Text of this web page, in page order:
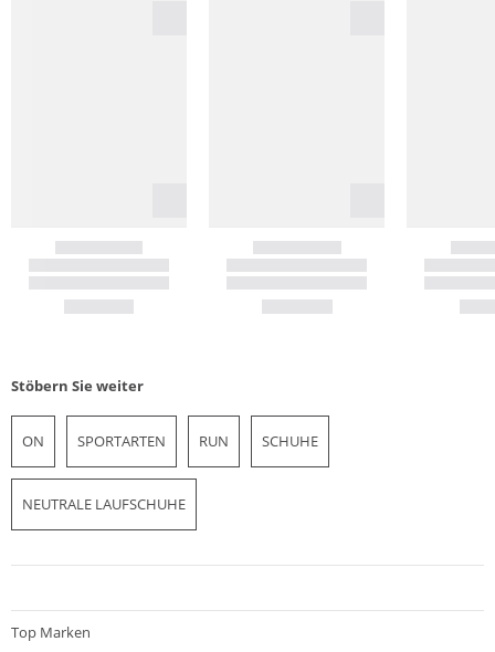
Stöbern Sie weiter
ON SPORTARTEN RUN SCHUHE
NEUTRALE LAUFSCHUHE
Top Marken